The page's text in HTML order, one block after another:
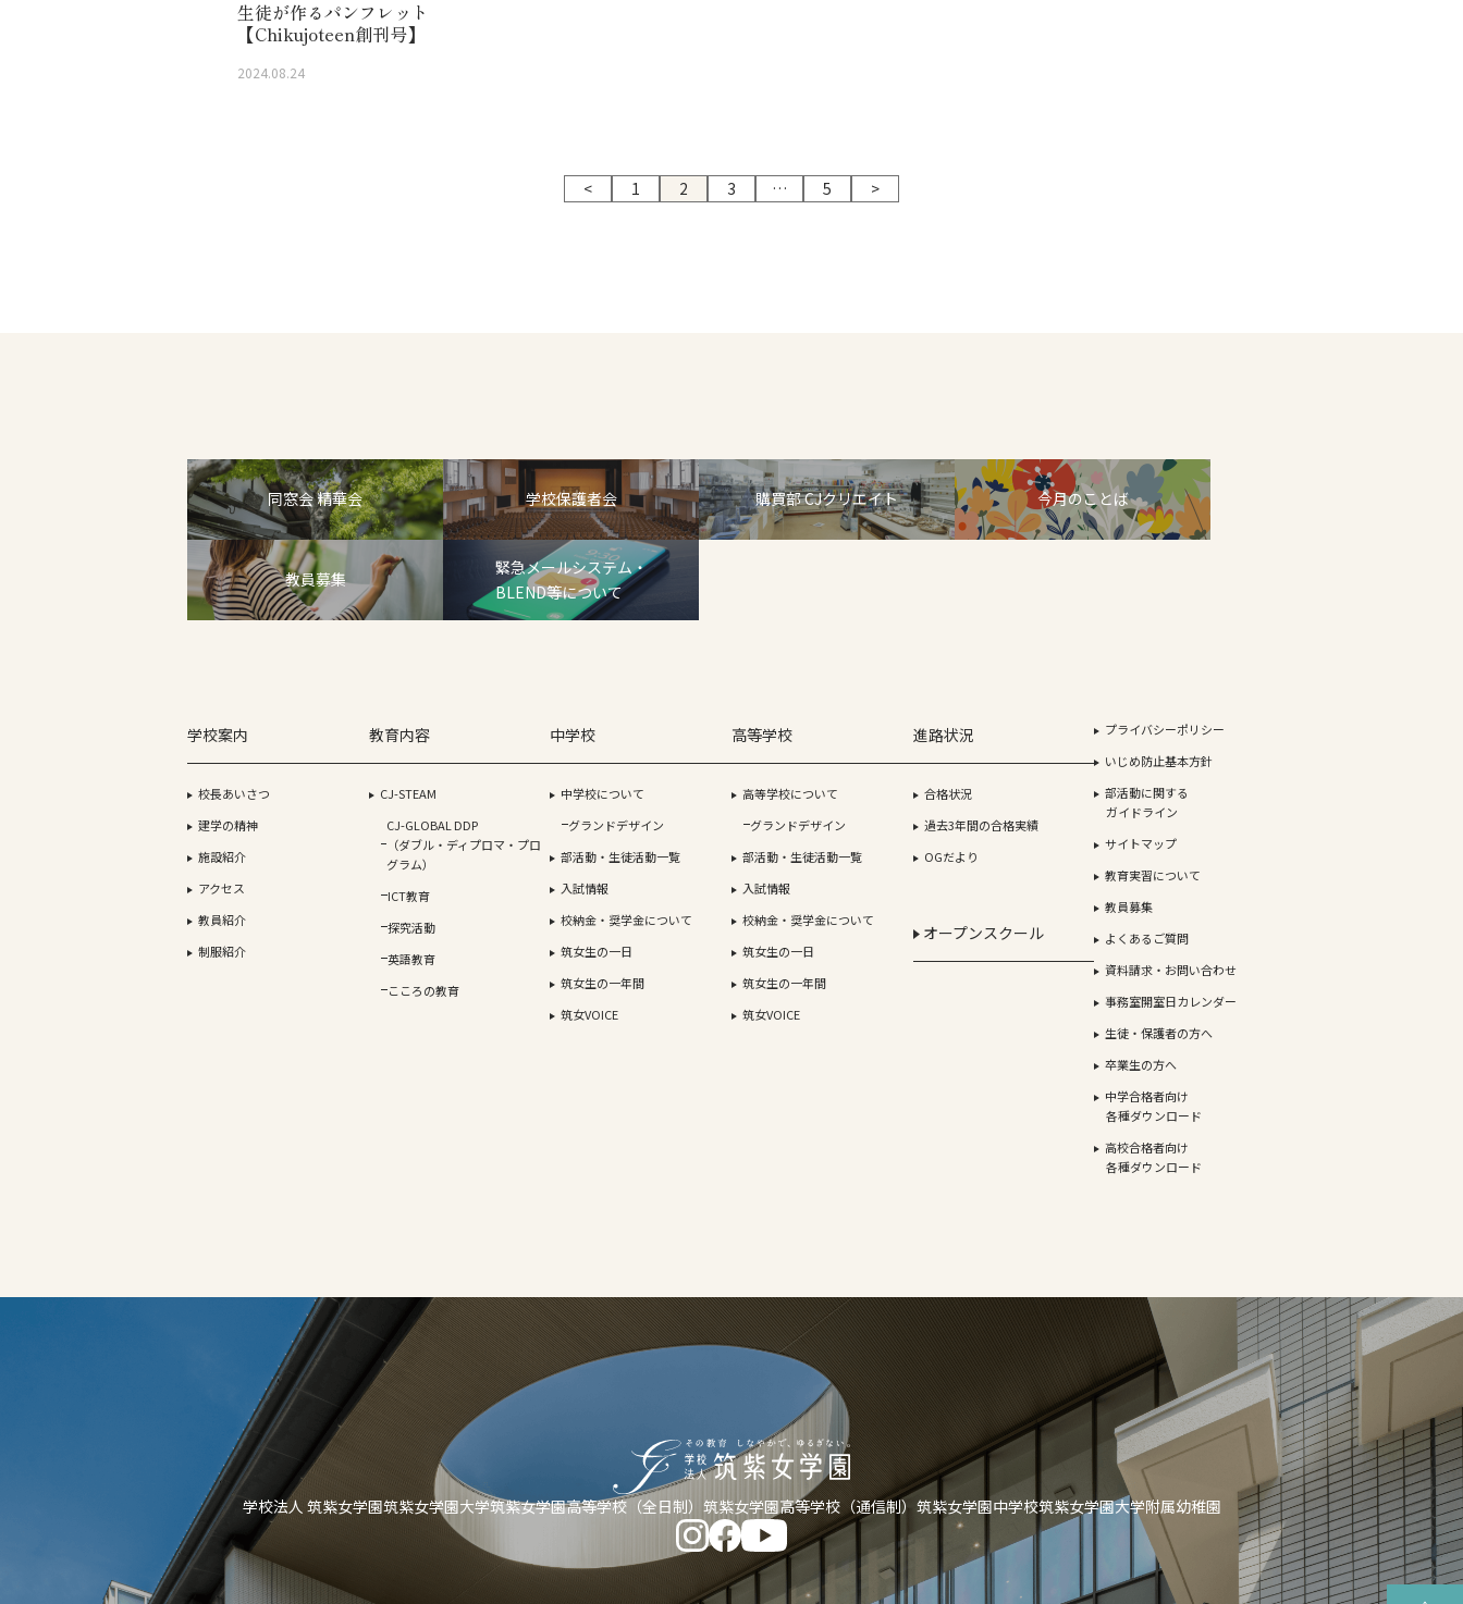
生徒が作るパンフレット
【Chikujoteen創刊号】
2024.08.24
送
り
< 1 2 3 … 5 >
同窓会 精華会 学校保護者会 購買部 CJクリエイト 今月のことば
教員募集
緊急メールシステム・
BLEND等について
学校案内
校長あいさつ
建学の精神
施設紹介
アクセス
教員紹介
制服紹介
教育内容
CJ-STEAM
CJ-GLOBAL DDP
（ダブル・ディプロマ・プロ
グラム）
ICT教育
探究活動
英語教育
こころの教育
中学校
中学校について
グランドデザイン
部活動・生徒活動一覧
入試情報
校納金・奨学金について
筑女生の一日
筑女生の一年間
筑女VOICE
高等学校
高等学校について
グランドデザイン
部活動・生徒活動一覧
入試情報
校納金・奨学金について
筑女生の一日
筑女生の一年間
筑女VOICE
進路状況
合格状況
過去3年間の合格実績
OGだより
オープンスクール
プライバシーポリシー
いじめ防止基本方針
部活動に関する
ガイドライン
サイトマップ
教育実習について
教員募集
よくあるご質問
資料請求・お問い合わせ
事務室開室日カレンダー
生徒・保護者の方へ
卒業生の方へ
中学合格者向け
各種ダウンロード
高校合格者向け
各種ダウンロード
学校法人 筑紫女学園筑紫女学園大学筑紫女学園高等学校（全日制） 筑紫女学園高等学校（通信制） 筑紫女学園中学校筑紫女学園大学附属幼稚園